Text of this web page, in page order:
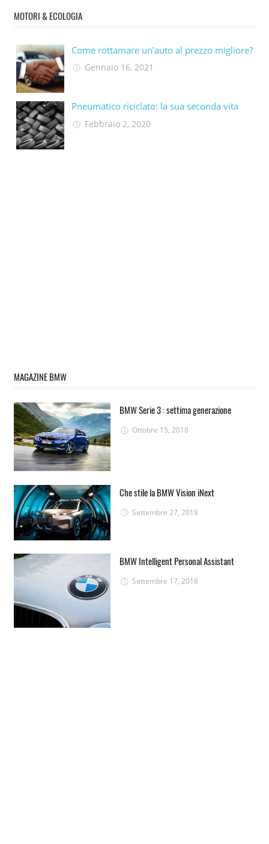
MOTORI & ECOLOGIA
Come rottamare un’auto al prezzo migliore?
Gennaio 16, 2021
Pneumatico riciclato: la sua seconda vita​
Febbraio 2, 2020
MAGAZINE BMW
BMW Serie 3 : settima generazione
Ottobre 15, 2018
Che stile la BMW Vision iNext
Settembre 27, 2018
BMW Intelligent Personal Assistant
Settembre 17, 2018